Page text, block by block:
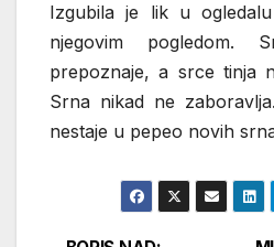
Izgubila je lik u
njegovim
prepoznaje, a srce tinja
Srna nikad ne
nestaje u pepeo novih